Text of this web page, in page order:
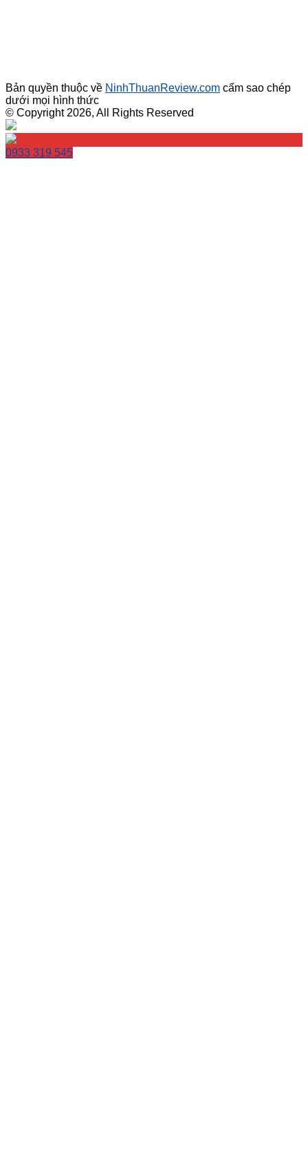
Bản quyền thuộc về NinhThuanReview.com cấm sao chép
dưới mọi hình thức
© Copyright 2026, All Rights Reserved
0933 319 545